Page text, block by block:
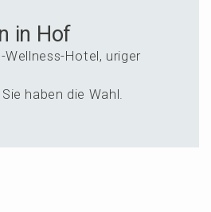
in Hof
Wellness-Hotel, uriger
haben die Wahl.